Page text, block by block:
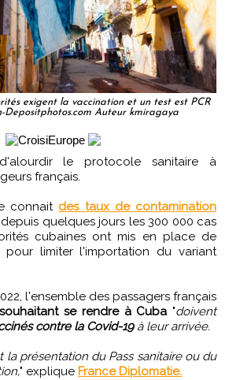
exigent la vaccination et un test est PCR
Depositphotos.com Auteur kmiragaya
français.
connait des taux de contamination
quelques jours les 300 000 cas
cubaines ont mis en place de
pour limiter l'importation du variant
l'ensemble des passagers français
se rendre à Cuba "doivent
contre la Covid-19à leur arrivée.
la présentation du Pass sanitaire ou du
" explique France Diplomatie.